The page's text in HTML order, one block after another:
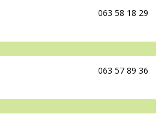
063 58 18 29
063 57 89 36